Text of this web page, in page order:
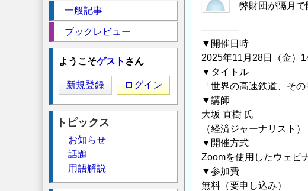
弊財団が隔月で
――――
▼開催日時
2025年11月28日（金）
▼タイトル
「世界の高速鉄道、そ
▼講師
大坂 直樹 氏
（経済ジャーナリスト）
▼開催方式
Zoomを使用したウェビ
▼参加費
無料（要申し込み）
一般記事
ブックレビュー
ようこそゲスト さん
新規登録 ログイン
トピックス
お知らせ
話題
用語解説